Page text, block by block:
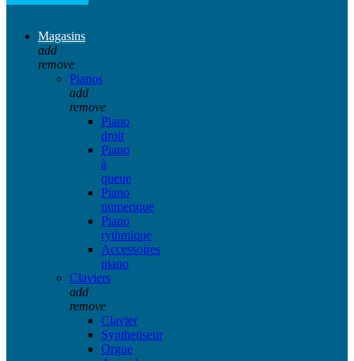
Magasins
add
remove
Pianos
add
remove
Piano
droit
Piano
à
queue
Piano
numerique
Piano
rythmique
Accessoires
piano
Claviers
add
remove
Clavier
Synthetiseur
Orgue